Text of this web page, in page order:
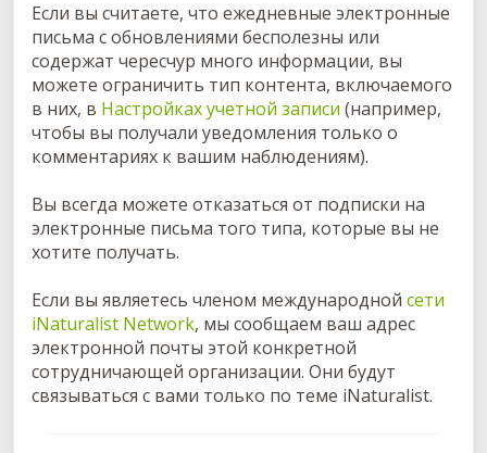
Если вы считаете, что ежедневные электронные
письма с обновлениями бесполезны или
содержат чересчур много информации, вы
можете ограничить тип контента, включаемого
в них, в Настройках учетной записи (например,
чтобы вы получали уведомления только о
комментариях к вашим наблюдениям).
Вы всегда можете отказаться от подписки на
электронные письма того типа, которые вы не
хотите получать.
Если вы являетесь членом международной сети
iNaturalist Network, мы сообщаем ваш адрес
электронной почты этой конкретной
сотрудничающей организации. Они будут
связываться с вами только по теме iNaturalist.